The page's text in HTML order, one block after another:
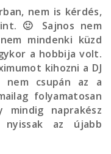
nem is kérdés,
🙂 Sajnos nem
mindenki küzd
a hobbija volt.
kihozni a DJ
nem csupán az a
folyamatosan
mindig naprakész
az újabb